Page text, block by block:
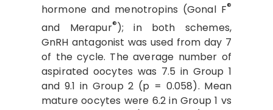
hormone and menotropins (Gonal F®
and Merapur®); in both schemes,
GnRH antagonist was used from day 7
of the cycle. The average number of
aspirated oocytes was 7.5 in Group 1
and 9.1 in Group 2 (p = 0.058). Mean
mature oocytes were 6.2 in Group 1 vs